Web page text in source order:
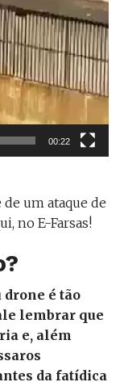
00:22
um ataque de
no E-Farsas!
drone é tão
lembrar que
e, além
da fatídica